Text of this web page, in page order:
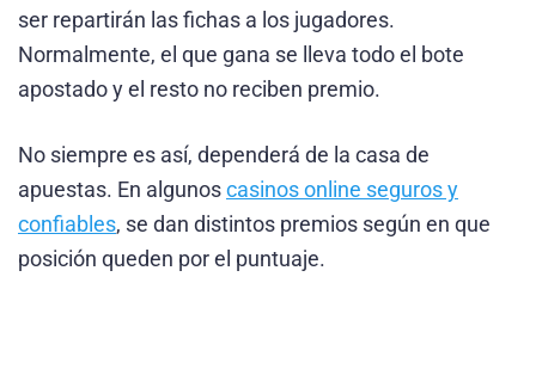
ser repartirán las fichas a los jugadores.
Normalmente, el que gana se lleva todo el bote
apostado y el resto no reciben premio.
No siempre es así, dependerá de la casa de
apuestas. En algunos casinos online seguros y
confiables, se dan distintos premios según en que
posición queden por el puntuaje.